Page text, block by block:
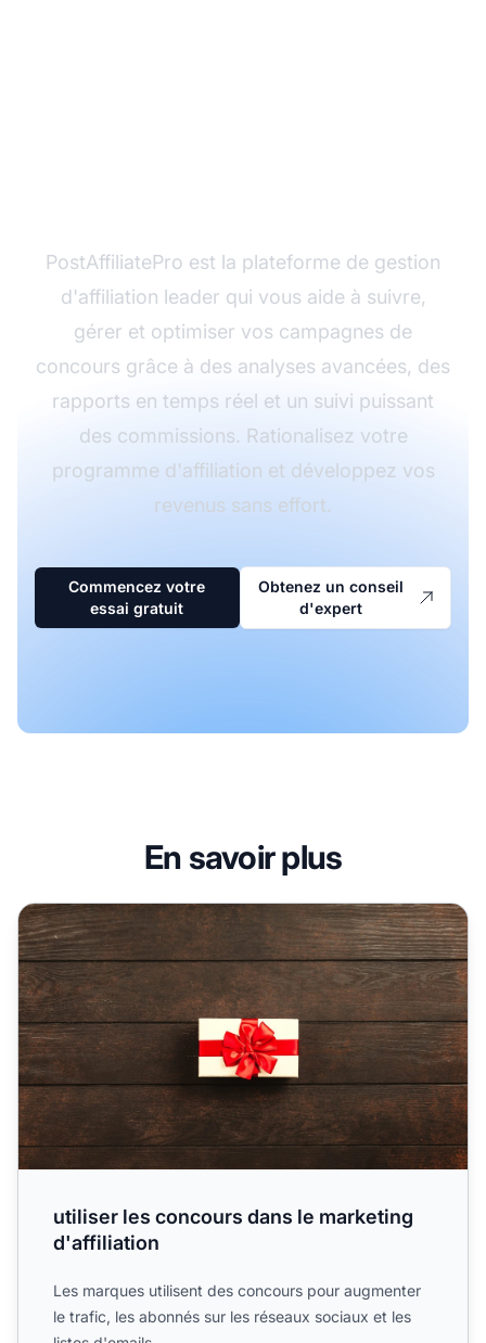
PostAffiliatePro est la plateforme de gestion
d'affiliation leader qui vous aide à suivre,
gérer et optimiser vos campagnes de
concours grâce à des analyses avancées, des
rapports en temps réel et un suivi puissant
des commissions. Rationalisez votre
programme d'affiliation et développez vos
revenus sans effort.
Commencez votre
essai gratuit
Obtenez un conseil
d'expert
En savoir plus
utiliser les concours dans le marketing d'affiliation
utiliser les concours dans le marketing
d'affiliation
Les marques utilisent des concours pour augmenter
le trafic, les abonnés sur les réseaux sociaux et les